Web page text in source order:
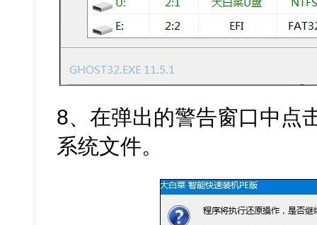
8、在弹出的警告窗口中点
系统文件。